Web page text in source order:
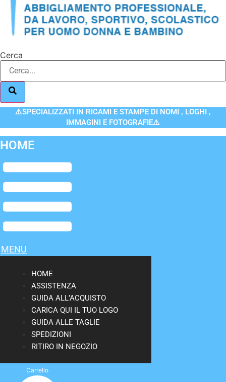
Cerca
⚠️SPECIALIZZATI IN RICAMI E STAMPE DI NOMI , LOGHI ,
IMMAGINI E FOTOGRAFIE⚠️
HOME
Flyout
Menu
MENU
HOME
ASSISTENZA
GUIDA ALL’ACQUISTO
CARICA QUI IL TUO LOGO
GUIDA ALLE TAGLIE
SPEDIZIONI
RITIRO IN NEGOZIO
Carrello